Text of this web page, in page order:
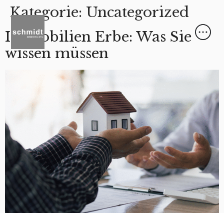
Kategorie: Uncategorized
Immobilien Erbe: Was Sie
wissen müssen